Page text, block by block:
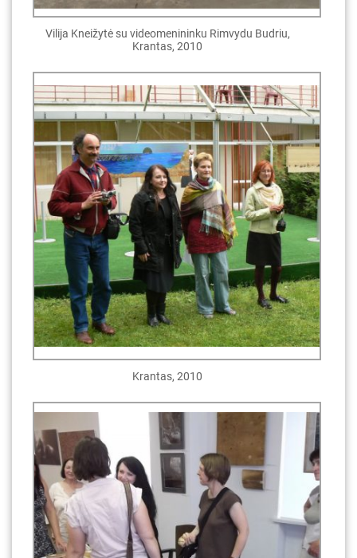
Vilija Kneižytė su videomenininku Rimvydu Budriu,
Krantas, 2010
Krantas, 2010